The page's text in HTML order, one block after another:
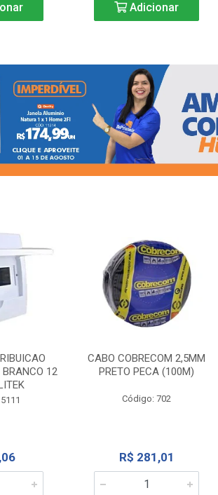
Adicionar
BRANCO 12
CABO COBRECOM 2,5MM
PRETO PECA (100M)
Código: 702
R$ 281,01